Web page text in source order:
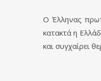
Ο Έλληνας
κατακτά η
και συγχαίρει